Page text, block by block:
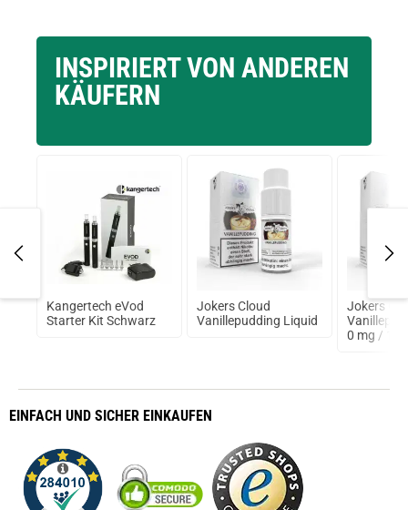
INSPIRIERT VON ANDEREN
KÄUFERN
Kangertech eVod
Starter Kit Schwarz
Jokers Cloud
Vanillepudding Liquid
Jokers
0 mg /
EINFACH UND SICHER EINKAUFEN